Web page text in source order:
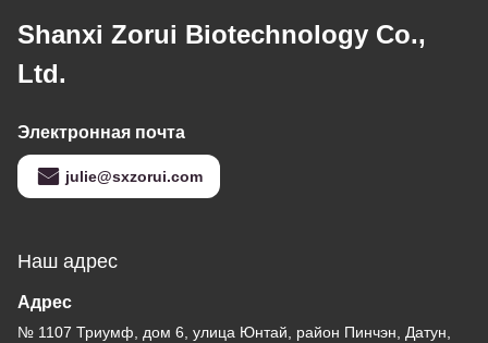
Shanxi Zorui Biotechnology Co.,
Ltd.
Электронная почта
julie@sxzorui.com
Наш адрес
Адрес
№ 1107 Триумф, дом 6, улица Юнтай, район Пинчэн, Датун,